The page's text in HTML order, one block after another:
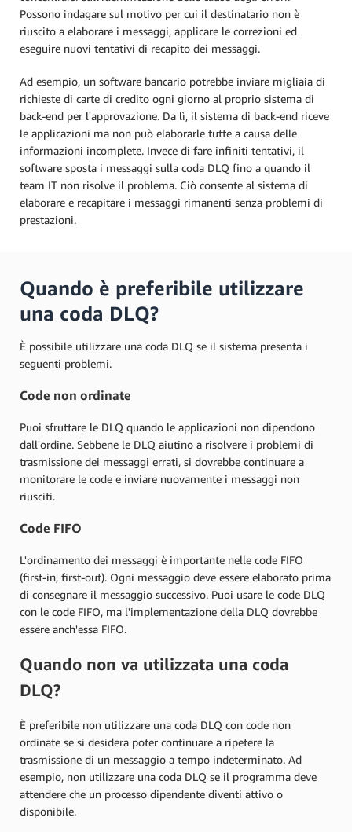
Possono indagare sul motivo per cui il destinatario non è
riuscito a elaborare i messaggi, applicare le correzioni ed
eseguire nuovi tentativi di recapito dei messaggi.
Ad esempio, un software bancario potrebbe inviare migliaia di
richieste di carte di credito ogni giorno al proprio sistema di
back-end per l'approvazione. Da lì, il sistema di back-end riceve
le applicazioni ma non può elaborarle tutte a causa delle
informazioni incomplete. Invece di fare infiniti tentativi, il
software sposta i messaggi sulla coda DLQ fino a quando il
team IT non risolve il problema. Ciò consente al sistema di
elaborare e recapitare i messaggi rimanenti senza problemi di
prestazioni.
Quando è preferibile utilizzare
una coda DLQ?
È possibile utilizzare una coda DLQ se il sistema presenta i
seguenti problemi.
Code non ordinate
Puoi sfruttare le DLQ quando le applicazioni non dipendono
dall'ordine. Sebbene le DLQ aiutino a risolvere i problemi di
trasmissione dei messaggi errati, si dovrebbe continuare a
monitorare le code e inviare nuovamente i messaggi non
riusciti.
Code FIFO
L'ordinamento dei messaggi è importante nelle code FIFO
(first-in, first-out). Ogni messaggio deve essere elaborato prima
di consegnare il messaggio successivo. Puoi usare le code DLQ
con le code FIFO, ma l'implementazione della DLQ dovrebbe
essere anch'essa FIFO.
Quando non va utilizzata una coda
DLQ?
È preferibile non utilizzare una coda DLQ con code non
ordinate se si desidera poter continuare a ripetere la
trasmissione di un messaggio a tempo indeterminato. Ad
esempio, non utilizzare una coda DLQ se il programma deve
attendere che un processo dipendente diventi attivo o
disponibile.